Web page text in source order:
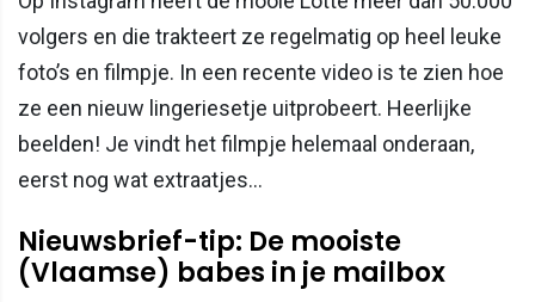
volgers en die trakteert ze regelmatig op heel leuke
foto’s en filmpje. In een recente video is te zien hoe
ze een nieuw lingeriesetje uitprobeert. Heerlijke
beelden! Je vindt het filmpje helemaal onderaan,
eerst nog wat extraatjes...
Nieuwsbrief-tip: De mooiste
(Vlaamse) babes in je mailbox